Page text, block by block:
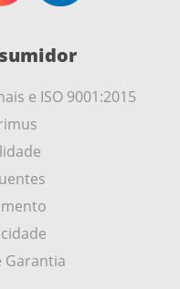
e ISO 9001:2015
Garantia